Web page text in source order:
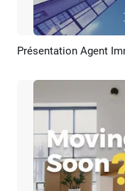
Présentation Agent